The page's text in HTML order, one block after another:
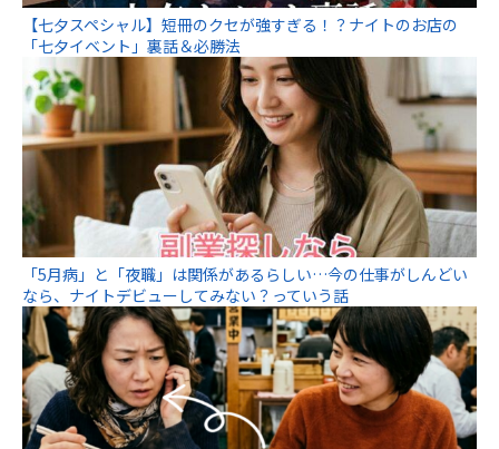
【七夕スペシャル】短冊のクセが強すぎる！？ナイトのお店の
「七夕イベント」裏話＆必勝法
「5月病」と「夜職」は関係があるらしい…今の仕事がしんどい
なら、ナイトデビューしてみない？っていう話